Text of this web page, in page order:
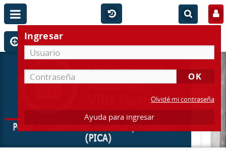
Ingresar
Olvidé mi contraseña
Ayuda para ingresar